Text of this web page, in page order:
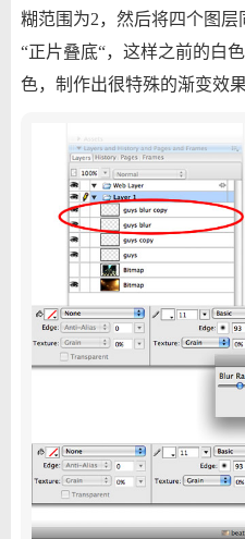
糊范围为2，然后将四个图
“正片叠底“，这样之前的白
色，制作出很特殊的渐变效果